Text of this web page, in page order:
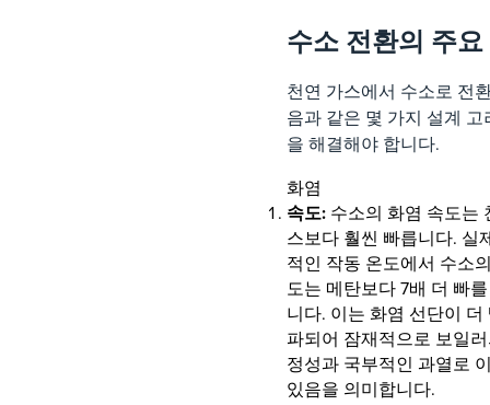
수소 전환의 주
천연 가스에서 수소로 전
음과 같은 몇 가지 설계 고
을 해결해야 합니다.
화염
속도: 수소의 화염 속도는
스보다 훨씬 빠릅니다. 실
적인 작동 온도에서 수소
도는 메탄보다 7배 더 빠
니다. 이는 화염 선단이 더
파되어 잠재적으로 보일
정성과 국부적인 과열로
있음을 의미합니다.